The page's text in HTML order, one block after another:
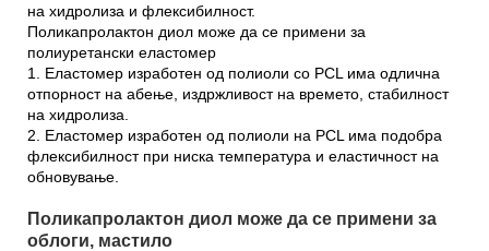
на хидролиза и флексибилност.
Поликапролактон диол може да се примени за
полиуретански еластомер
1. Еластомер изработен од полиоли со PCL има одлична
отпорност на абење, издржливост на времето, стабилност
на хидролиза.
2. Еластомер изработен од полиоли на PCL има подобра
флексибилност при ниска температура и еластичност на
обновување.
Поликапролактон диол може да се примени за
облоги, мастило